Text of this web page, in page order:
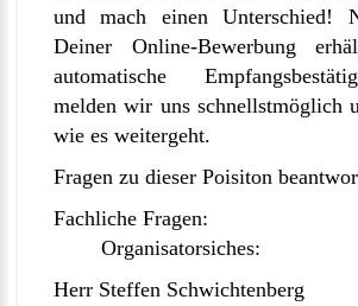
und mach einen Unterschied!
Deiner Online-Bewerbung
automatische
melden wir uns schnellstmöglich
wie es weitergeht.
Fragen zu dieser Poisiton
Fachliche
Organisatorsiches:
Herr Steffen